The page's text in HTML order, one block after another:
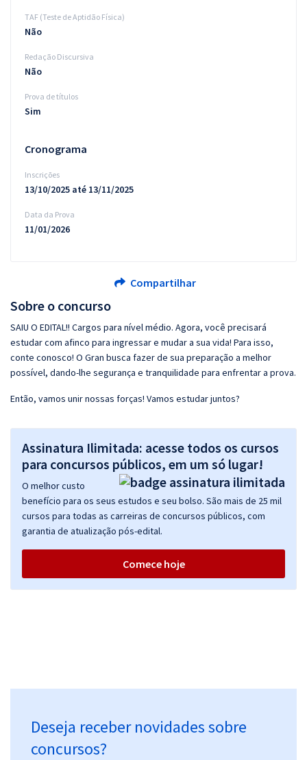
Sobre o concurso
SAIU O EDITAL!! Cargos para nível médio. Agora, você precisará
estudar com afinco para ingressar e mudar a sua vida! Para isso,
conte conosco! O Gran busca fazer de sua preparação a melhor
possível, dando-lhe segurança e tranquilidade para enfrentar a prova.
Então, vamos unir nossas forças! Vamos estudar juntos?
Assinatura Ilimitada: acesse todos os cursos
para concursos públicos, em um só lugar!
O melhor custo
benefício para os seus estudos e seu bolso. São mais de 25 mil
cursos para todas as carreiras de concursos públicos, com
garantia de atualização pós-edital.
Comece hoje
Deseja receber novidades sobre
concursos?
TAF (Teste de Aptidão Física)
Não
Redação Discursiva
Não
Prova de títulos
Sim
Cronograma
Inscrições
13/10/2025 até 13/11/2025
Data da Prova
11/01/2026
Compartilhar